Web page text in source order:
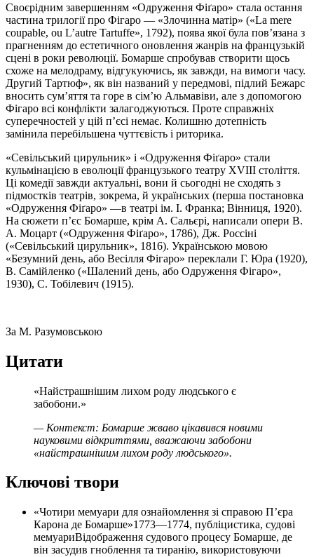
Своєрідним завершенням «Одруження Фіґаро» стала остання
частина трилогії про Фігаро — «Злочинна матір» («La mere
coupable, ou L’autre Tartuffe», 1792), поява якої була пов’язана з
прагненням до естетичного оновлення жанрів на французькій
сцені в роки революції. Бомарше спробував створити щось
схоже на мелодраму, відгукуючись, як завжди, на вимоги часу.
Другий Тартюф», як він названий у передмові, підлий Бежарс
вносить сум’яття та горе в сім’ю Альмавіви, але з допомогою
Фігаро всі конфлікти залагоджуються. Проте справжніх
суперечностей у цій п’єсі немає. Колишню дотепність
замінила перебільшена чуттєвість і риторика.
«Севільський цирульник» і «Одруження Фіґаро» стали
кульмінацією в еволюції французького театру XVIII століття.
Ці комедії завжди актуальні, вони й сьогодні не сходять з
підмостків театрів, зокрема, й українських (перша постановка
«Одруження Фіґаро» —в театрі ім. І. Франка; Вінниця, 1920).
На сюжети п’єс Бомарше, крім А. Сальєрі, написали опери В.
А. Моцарт («Одруження Фіґаро», 1786), Дж. Россіні
(«Севільський цирульник», 1816). Українською мовою
«Безумний день, або Весілля Фігаро» переклали Г. Юра (1920),
В. Самійленко («Шалений день, або Одруження Фігаро»,
1930), С. Тобілевич (1915).
За М. Разумовською
Цитати
«Найстрашнішим лихом роду людського є
забобони.»
— Контекст: Бомарше жваво цікавився новими
науковими відкриттями, вважаючи забобони
«найстрашнішим лихом роду людського».
Ключові твори
«Чотири мемуари для ознайомлення зі справою П’єра
Карона де Бомарше»1773—1774, публіцистика, судові
мемуариВідображення судового процесу Бомарше, де
він засудив гноблення та тиранію, використовуючи